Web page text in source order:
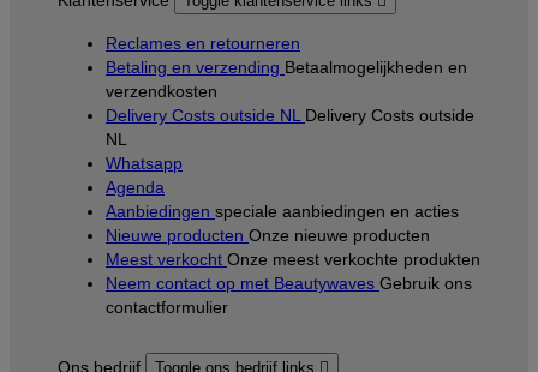
Reclames en retourneren
Betaling en verzending Betaalmogelijkheden en
verzendkosten
Delivery Costs outside NL Delivery Costs outside
NL
Whatsapp
Agenda
Aanbiedingen speciale aanbiedingen en acties
Nieuwe producten Onze nieuwe producten
Meest verkocht Onze meest verkochte produkten
Neem contact op met Beautywaves Gebruik ons
contactformulier
Ons bedrijf Toggle ons bedrijf links 